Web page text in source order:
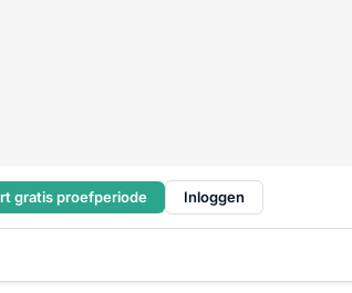
gratis proefperiode Inloggen